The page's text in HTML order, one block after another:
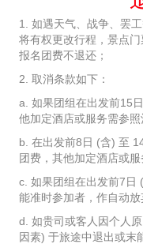
1. 如遇天气、战争、罢
将有权更改行程，景点
报名团费不退还；
2. 取消条款如下：
a. 如果团组在出发前15
他加定酒店或服务需参照
b. 在出发前8日 (含) 至
团费，其他加定酒店或
c. 如果团组在出发前7日
能准时参加者，作自动放
d. 如贵司或客人因个人
因素) 于旅途中退出或末